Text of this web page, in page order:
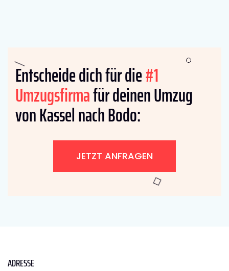
Entscheide dich für die#1
Umzugsfirmafür deinen Umzug
von Kassel nach Bodo:
JETZT ANFRAGEN
ADRESSE